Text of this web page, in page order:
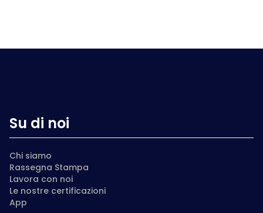
Su di noi
Chi siamo
Rassegna Stampa
Lavora con noi
Le nostre certificazioni
App